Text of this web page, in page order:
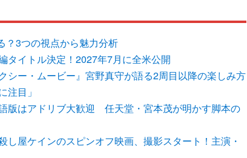
？3つの視点から魅力分析
タイトル決定！2027年7月に全米公開
シー・ムービー』宮野真守が語る2周目以降の楽しみ方
注目」
版はアドリブ大歓迎 任天堂・宮本茂が明かす脚本の
し屋ケインのスピンオフ映画、撮影スタート！主演・